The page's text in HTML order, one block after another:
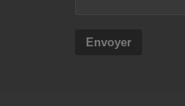
Envoyer